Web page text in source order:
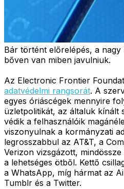
Bár történt előrelépés, a
bőven van miben javulniuk.
Az Electronic Frontier
adatvédelmi rangsorát. A
egyes óriáscégek mennyire
üzletpolitikát, az általuk kínált
védik a felhasználóik
viszonyulnak a kormányzati
legrosszabbul az AT&T, a
Verizon vizsgázott,
a lehetséges ötből. Kettő
a WhatsApp, míg hármat az
Tumblr és a Twitter.